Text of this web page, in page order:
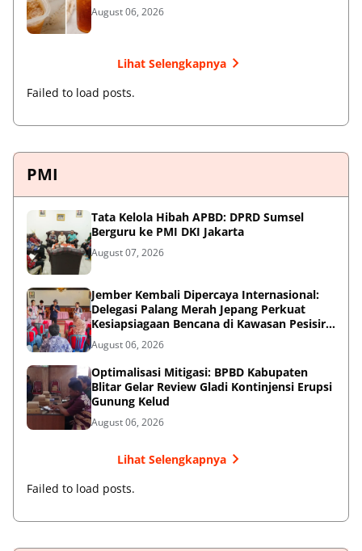
August 06, 2026
Lihat Selengkapnya
Failed to load posts.
PMI
Tata Kelola Hibah APBD: DPRD Sumsel
Berguru ke PMI DKI Jakarta
August 07, 2026
Jember Kembali Dipercaya Internasional:
Delegasi Palang Merah Jepang Perkuat
Kesiapsiagaan Bencana di Kawasan Pesisir
dan Sekolah
August 06, 2026
Optimalisasi Mitigasi: BPBD Kabupaten
Blitar Gelar Review Gladi Kontinjensi Erupsi
Gunung Kelud
August 06, 2026
Lihat Selengkapnya
Failed to load posts.